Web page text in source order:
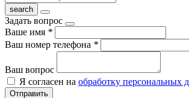
Задать вопрос
Ваше имя *
Ваш номер телефона *
Ваш вопрос
Я согласен на обработку персональных
Отправить